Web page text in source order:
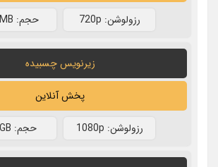
رزولوشن: 720p حجم: 894MB
زیرنویس چسبیده
پخش آنلاین
رزولوشن: 1080p حجم: 2.4GB